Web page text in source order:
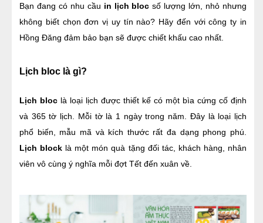
Bạn đang có nhu cầu in lịch bloc số lượng lớn, nhỏ nhưng
không biết chọn đơn vị uy tín nào? Hãy đến với công ty in
Hồng Đăng đảm bảo bạn sẽ được chiết khấu cao nhất.
Lịch bloc là gì?
Lịch bloc là loại lịch được thiết kế có một bìa cứng cố định
và 365 tờ lịch. Mỗi tờ là 1 ngày trong năm. Đây là loại lịch
Lịch block là một món quà tặng đối tác, khách hàng, nhân
viên vô cùng ý nghĩa mỗi đợt Tết đến xuân về.